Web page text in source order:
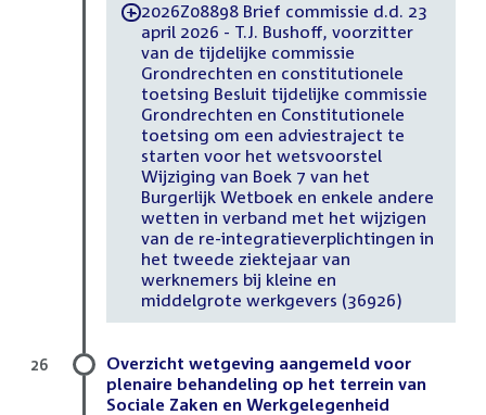
-2026Z08898 Brief commissie d.d. 23
april 2026 - T.J. Bushoff, voorzitter
van de tijdelijke commissie
Grondrechten en constitutionele
toetsing Besluit tijdelijke commissie
Grondrechten en Constitutionele
toetsing om een adviestraject te
starten voor het wetsvoorstel
Wijziging van Boek 7 van het
Burgerlijk Wetboek en enkele andere
wetten in verband met het wijzigen
van de re-integratieverplichtingen in
het tweede ziektejaar van
werknemers bij kleine en
middelgrote werkgevers (36926)
Overzicht wetgeving aangemeld voor
plenaire behandeling op het terrein van
Sociale Zaken en Werkgelegenheid
26